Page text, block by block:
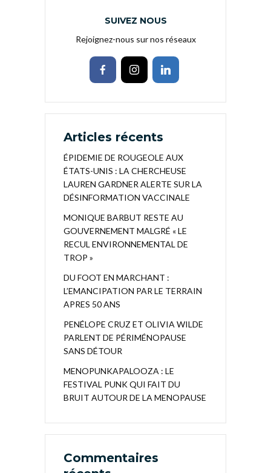
SUIVEZ NOUS
Rejoignez-nous sur nos réseaux
Articles récents
ÉPIDEMIE DE ROUGEOLE AUX
ÉTATS-UNIS : LA CHERCHEUSE
LAUREN GARDNER ALERTE SUR LA
DÉSINFORMATION VACCINALE
MONIQUE BARBUT RESTE AU
GOUVERNEMENT MALGRÉ « LE
RECUL ENVIRONNEMENTAL DE
TROP »
DU FOOT EN MARCHANT :
L’EMANCIPATION PAR LE TERRAIN
APRES 50 ANS
PENÉLOPE CRUZ ET OLIVIA WILDE
PARLENT DE PÉRIMÉNOPAUSE
SANS DÉTOUR
MENOPUNKAPALOOZA : LE
FESTIVAL PUNK QUI FAIT DU
BRUIT AUTOUR DE LA MENOPAUSE
Commentaires